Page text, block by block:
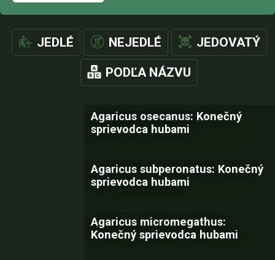
JEDLÉ NEJEDLÉ JEDOVATÝ
PODĽA NÁZVU
Agaricus osecanus: Konečný
sprievodca hubami
Agaricus subperonatus: Konečný
sprievodca hubami
Agaricus micromegathus:
Konečný sprievodca hubami